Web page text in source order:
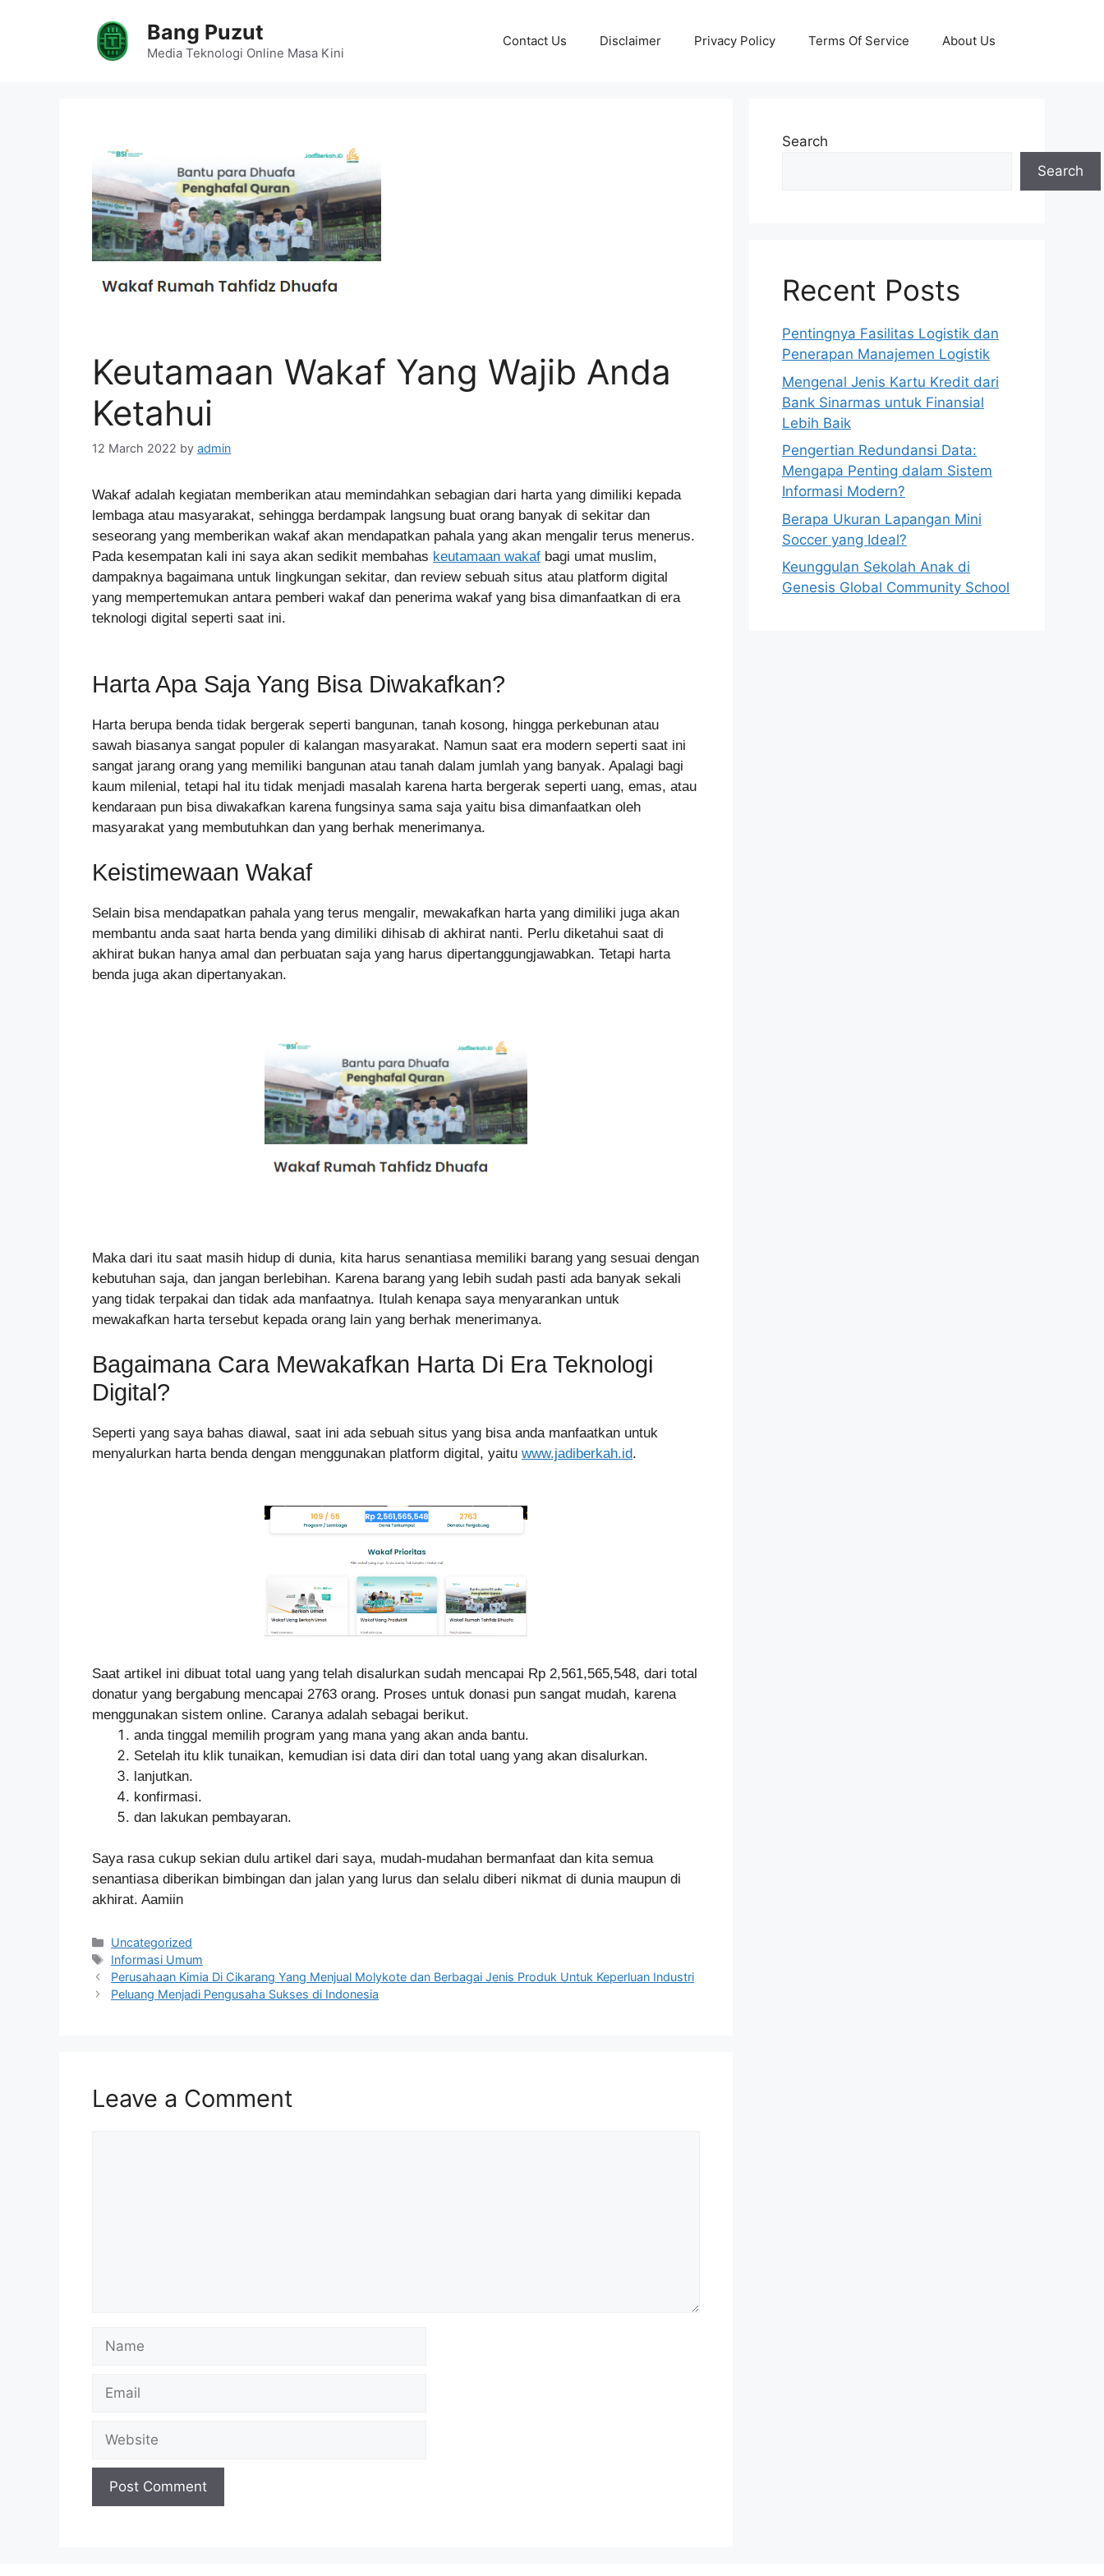
Bang Puzut
Media Teknologi Online Masa Kini
Contact Us Disclaimer Privacy Policy Terms Of Service About Us
Keutamaan Wakaf Yang Wajib Anda
Ketahui
12 March 2022 by admin
Wakaf adalah kegiatan memberikan atau memindahkan sebagian dari harta yang dimiliki kepada
lembaga atau masyarakat, sehingga berdampak langsung buat orang banyak di sekitar dan
seseorang yang memberikan wakaf akan mendapatkan pahala yang akan mengalir terus menerus.
Pada kesempatan kali ini saya akan sedikit membahas keutamaan wakaf bagi umat muslim,
dampaknya bagaimana untuk lingkungan sekitar, dan review sebuah situs atau platform digital
yang mempertemukan antara pemberi wakaf dan penerima wakaf yang bisa dimanfaatkan di era
teknologi digital seperti saat ini.
Harta Apa Saja Yang Bisa Diwakafkan?
Harta berupa benda tidak bergerak seperti bangunan, tanah kosong, hingga perkebunan atau
sawah biasanya sangat populer di kalangan masyarakat. Namun saat era modern seperti saat ini
sangat jarang orang yang memiliki bangunan atau tanah dalam jumlah yang banyak. Apalagi bagi
kaum milenial, tetapi hal itu tidak menjadi masalah karena harta bergerak seperti uang, emas, atau
kendaraan pun bisa diwakafkan karena fungsinya sama saja yaitu bisa dimanfaatkan oleh
masyarakat yang membutuhkan dan yang berhak menerimanya.
Keistimewaan Wakaf
Selain bisa mendapatkan pahala yang terus mengalir, mewakafkan harta yang dimiliki juga akan
membantu anda saat harta benda yang dimiliki dihisab di akhirat nanti. Perlu diketahui saat di
akhirat bukan hanya amal dan perbuatan saja yang harus dipertanggungjawabkan. Tetapi harta
benda juga akan dipertanyakan.
Maka dari itu saat masih hidup di dunia, kita harus senantiasa memiliki barang yang sesuai dengan
kebutuhan saja, dan jangan berlebihan. Karena barang yang lebih sudah pasti ada banyak sekali
yang tidak terpakai dan tidak ada manfaatnya. Itulah kenapa saya menyarankan untuk
mewakafkan harta tersebut kepada orang lain yang berhak menerimanya.
Bagaimana Cara Mewakafkan Harta Di Era Teknologi
Digital?
Seperti yang saya bahas diawal, saat ini ada sebuah situs yang bisa anda manfaatkan untuk
menyalurkan harta benda dengan menggunakan platform digital, yaitu www.jadiberkah.id.
Saat artikel ini dibuat total uang yang telah disalurkan sudah mencapai Rp 2,561,565,548, dari total
donatur yang bergabung mencapai 2763 orang. Proses untuk donasi pun sangat mudah, karena
menggunakan sistem online. Caranya adalah sebagai berikut.
anda tinggal memilih program yang mana yang akan anda bantu.
Setelah itu klik tunaikan, kemudian isi data diri dan total uang yang akan disalurkan.
lanjutkan.
konfirmasi.
dan lakukan pembayaran.
Saya rasa cukup sekian dulu artikel dari saya, mudah-mudahan bermanfaat dan kita semua
senantiasa diberikan bimbingan dan jalan yang lurus dan selalu diberi nikmat di dunia maupun di
akhirat. Aamiin
Categories
Uncategorized
Tags
Informasi Umum
Perusahaan Kimia Di Cikarang Yang Menjual Molykote dan Berbagai Jenis Produk Untuk Keperluan Industri
Peluang Menjadi Pengusaha Sukses di Indonesia
Leave a Comment
Name
Email
Website
Search
Search
Recent Posts
Pentingnya Fasilitas Logistik dan
Penerapan Manajemen Logistik
Mengenal Jenis Kartu Kredit dari
Bank Sinarmas untuk Finansial
Lebih Baik
Pengertian Redundansi Data:
Mengapa Penting dalam Sistem
Informasi Modern?
Berapa Ukuran Lapangan Mini
Soccer yang Ideal?
Keunggulan Sekolah Anak di
Genesis Global Community School